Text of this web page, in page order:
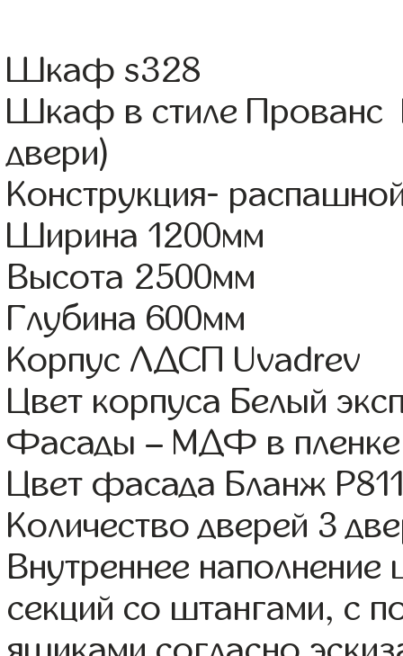
Шкаф s328
Шкаф в стиле Прованс
двери)
Конструкция-
Ширина 1200мм
Высота 2500мм
Глубина 600мм
Корпус ЛДСП Uvadrev
Цвет корпуса Белый
Фасады – МДФ в
Цвет фасада Бланж
Количество дверей 3
Внутреннее
секций со штангами, с